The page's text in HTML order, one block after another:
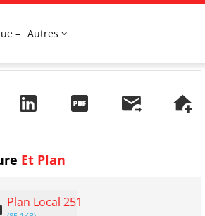
– Autres
Et Plan
Plan Local 251